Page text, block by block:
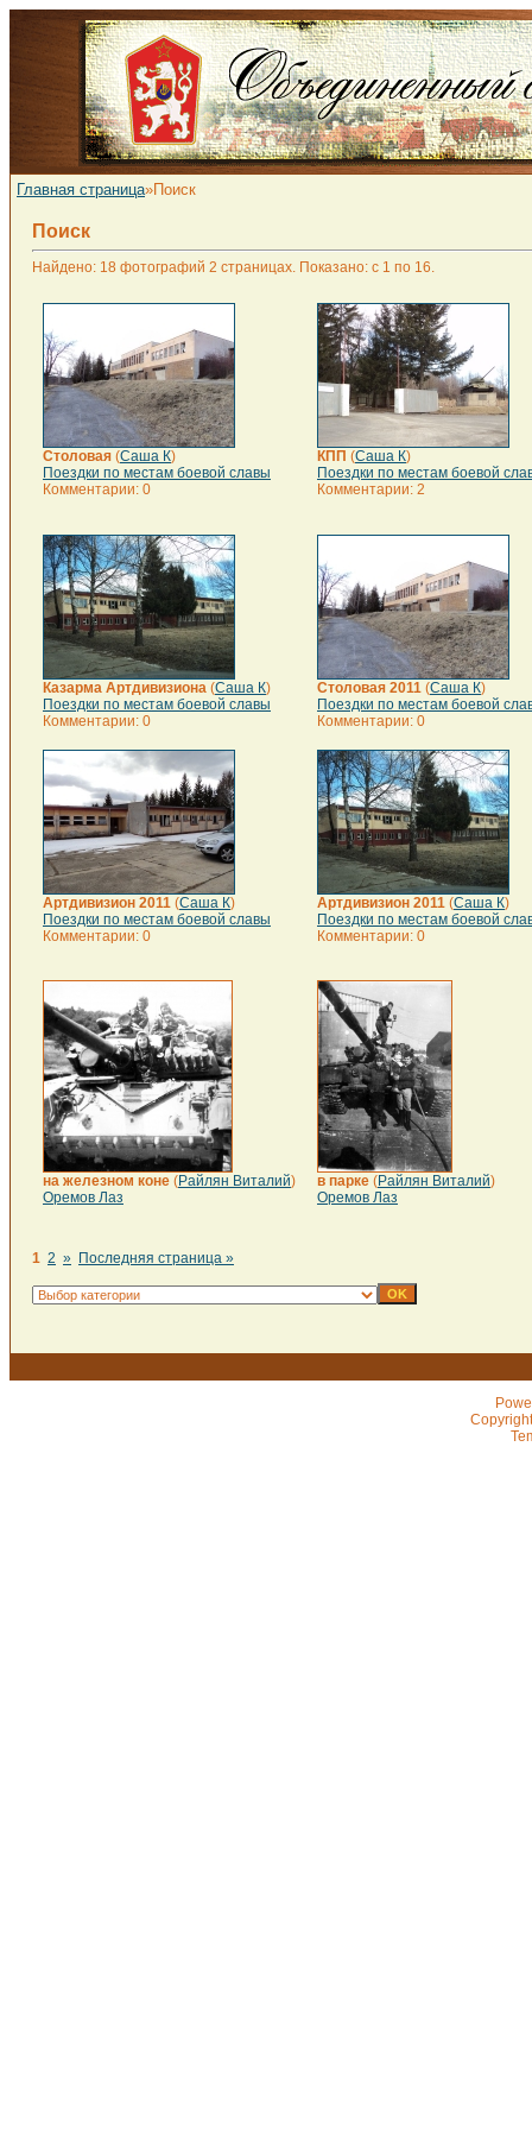
Главная страница»Поиск
Поиск
Найдено: 18 фотографий 2 страницах. Показано: с 1 по 16.
Столовая (Саша К)
Поездки по местам боевой славы
Комментарии: 0
КПП (Саша К)
Поездки по местам боевой
Комментарии: 2
Казарма Артдивизиона (Саша К)
Поездки по местам боевой славы
Комментарии: 0
Столовая 2011 (Саша К)
Поездки по местам боевой
Комментарии: 0
Артдивизион 2011 (Саша К)
Поездки по местам боевой славы
Комментарии: 0
Артдивизион 2011 (Саша К)
Поездки по местам боевой
Комментарии: 0
на железном коне (Райлян Виталий)
Оремов Лаз
в парке (Райлян Виталий)
Оремов Лаз
1 2 » Последняя страница »